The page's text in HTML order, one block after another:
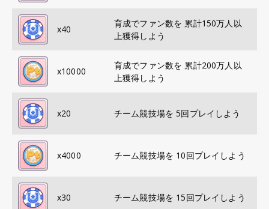
x40
育成でファン数を 累計150万人以
上獲得しよう
x10000
育成でファン数を 累計200万人以
上獲得しよう
x20 チーム競技場を 5回プレイしよう
x4000 チーム競技場を 10回プレイしよう
x30 チーム競技場を 15回プレイしよう